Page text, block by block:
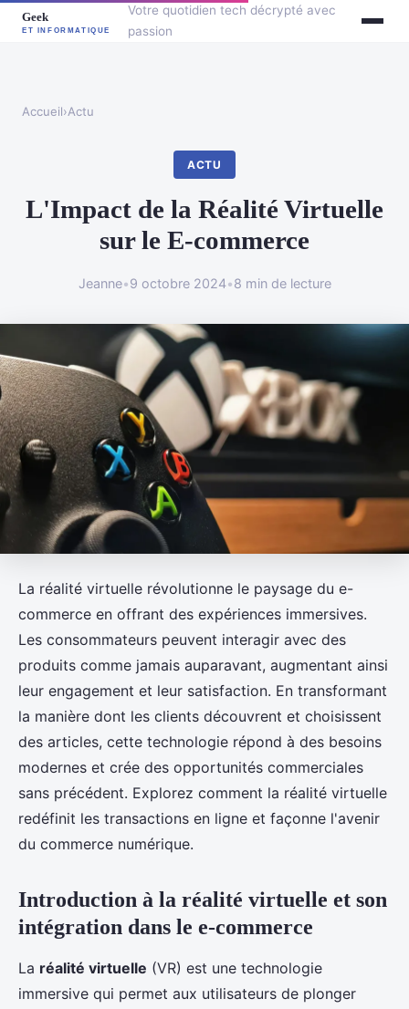
Votre quotidien tech décrypté avec
passion
Accueil›Actu
ACTU
L'Impact de la Réalité Virtuelle
sur le E-commerce
Jeanne•9 octobre 2024•8 min de lecture
La réalité virtuelle révolutionne le paysage du e-
commerce en offrant des expériences immersives.
Les consommateurs peuvent interagir avec des
produits comme jamais auparavant, augmentant ainsi
leur engagement et leur satisfaction. En transformant
la manière dont les clients découvrent et choisissent
des articles, cette technologie répond à des besoins
modernes et crée des opportunités commerciales
sans précédent. Explorez comment la réalité virtuelle
redéfinit les transactions en ligne et façonne l'avenir
du commerce numérique.
Introduction à la réalité virtuelle et son
intégration dans le e-commerce
La réalité virtuelle (VR) est une technologie
immersive qui permet aux utilisateurs de plonger